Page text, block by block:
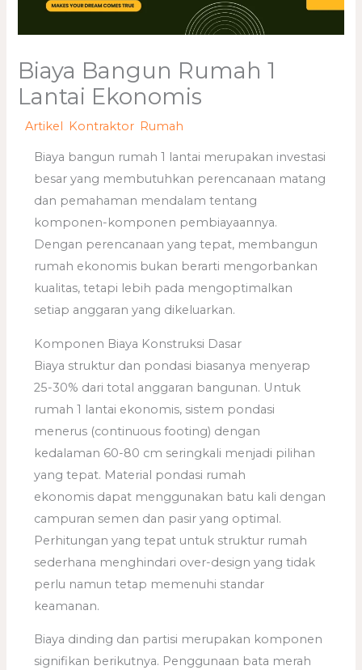
Biaya Bangun Rumah 1
Lantai Ekonomis
/Artikel Kontraktor Rumah
Biaya bangun rumah 1 lantai merupakan investasi
besar yang membutuhkan perencanaan matang
dan pemahaman mendalam tentang
komponen-komponen pembiayaannya.
Dengan perencanaan yang tepat, membangun
rumah ekonomis bukan berarti mengorbankan
kualitas, tetapi lebih pada mengoptimalkan
setiap anggaran yang dikeluarkan.
Komponen Biaya Konstruksi Dasar
Biaya struktur dan pondasi biasanya menyerap
25-30% dari total anggaran bangunan. Untuk
rumah 1 lantai ekonomis, sistem pondasi
menerus (continuous footing) dengan
kedalaman 60-80 cm seringkali menjadi pilihan
yang tepat. Material pondasi rumah
ekonomis dapat menggunakan batu kali dengan
campuran semen dan pasir yang optimal.
Perhitungan yang tepat untuk struktur rumah
sederhana menghindari over-design yang tidak
perlu namun tetap memenuhi standar
keamanan.
Biaya dinding dan partisi merupakan komponen
signifikan berikutnya. Penggunaan bata merah